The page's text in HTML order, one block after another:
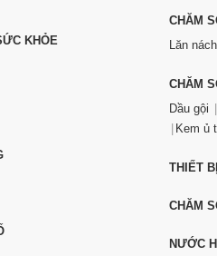
KHỎE
CHĂM
Lăn nách
CHĂM
Dầu gội
Kem ủ
THIẾT
CHĂM
NƯỚC